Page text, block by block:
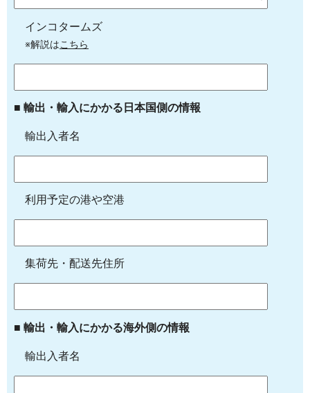
インコタームズ
※解説は こちら
■ 輸出・輸入にかかる日本国側の情報
輸出入者名
利用予定の港や空港
集荷先・配送先住所
■ 輸出・輸入にかかる海外側の情報
輸出入者名